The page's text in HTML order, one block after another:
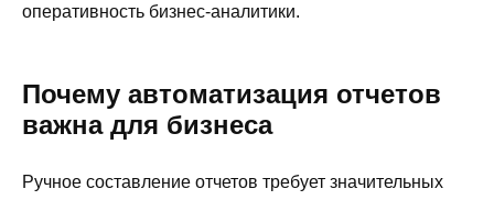
оперативность бизнес-аналитики.
Почему автоматизация отчетов
важна для бизнеса
Ручное составление отчетов требует значительных